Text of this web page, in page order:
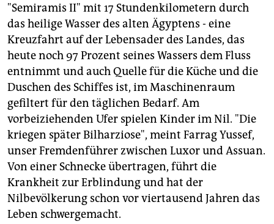
unterstützen
abo
genossenschaft
epaper login
"Semiramis II" mit 17 Stundenkilometern durch
das heilige Wasser des alten Ägyptens - eine
Kreuzfahrt auf der Lebensader des Landes, das
heute noch 97 Prozent seines Wassers dem Fluss
entnimmt und auch Quelle für die Küche und die
Duschen des Schiffes ist, im Maschinenraum
gefiltert für den täglichen Bedarf. Am
vorbeiziehenden Ufer spielen Kinder im Nil. "Die
kriegen später Bilharziose", meint Farrag Yussef,
unser Fremdenführer zwischen Luxor und Assuan.
Von einer Schnecke übertragen, führt die
Krankheit zur Erblindung und hat der
Nilbevölkerung schon vor viertausend Jahren das
Leben schwergemacht.